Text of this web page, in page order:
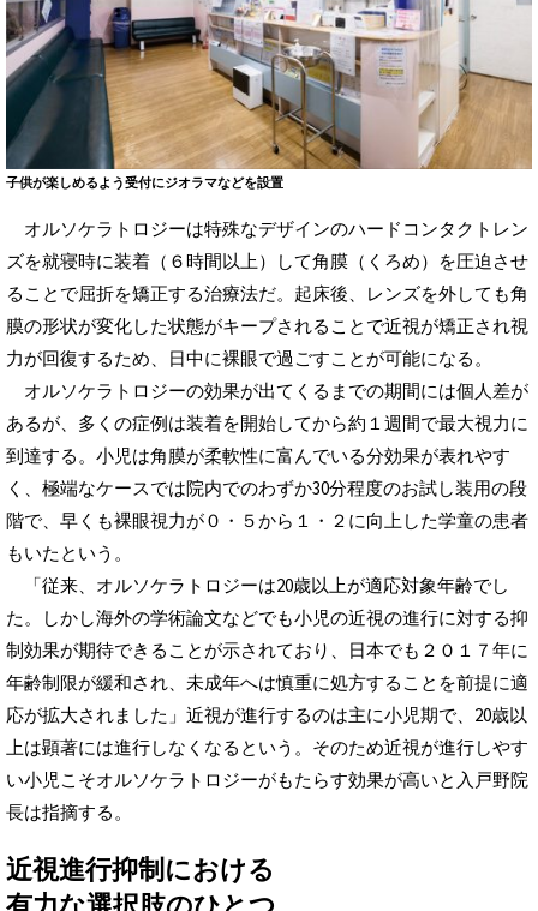
子供が楽しめるよう受付にジオラマなどを設置
オルソケラトロジーは特殊なデザインのハードコンタクトレン
ズを就寝時に装着（６時間以上）して角膜（くろめ）を圧迫させ
ることで屈折を矯正する治療法だ。起床後、レンズを外しても角
膜の形状が変化した状態がキープされることで近視が矯正され視
力が回復するため、日中に裸眼で過ごすことが可能になる。
オルソケラトロジーの効果が出てくるまでの期間には個人差が
あるが、多くの症例は装着を開始してから約１週間で最大視力に
到達する。小児は角膜が柔軟性に富んでいる分効果が表れやす
く、極端なケースでは院内でのわずか30分程度のお試し装用の段
階で、早くも裸眼視力が０・５から１・２に向上した学童の患者
もいたという。
「従来、オルソケラトロジーは20歳以上が適応対象年齢でし
た。しかし海外の学術論文などでも小児の近視の進行に対する抑
制効果が期待できることが示されており、日本でも２０１７年に
年齢制限が緩和され、未成年へは慎重に処方することを前提に適
応が拡大されました」近視が進行するのは主に小児期で、20歳以
上は顕著には進行しなくなるという。そのため近視が進行しやす
い小児こそオルソケラトロジーがもたらす効果が高いと入戸野院
長は指摘する。
近視進行抑制における